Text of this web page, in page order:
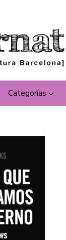
Categorías